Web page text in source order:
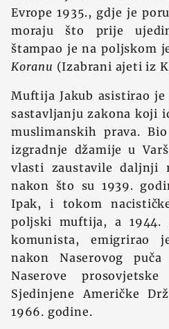
Evrope 1935., gdje je
moraju što prije
štampao je na poljskom
Koranu (Izabrani ajeti iz
Muftija Jakub asistirao
sastavljanju zakona koji
muslimanskih prava.
izgradnje džamije u
vlasti zaustavile daljnji
nakon što su 1939.
Ipak, i tokom
poljski muftija, a 1944.
komunista, emigrirao
nakon Naserovog
Naserove
Sjedinjene Američke
1966. godine.